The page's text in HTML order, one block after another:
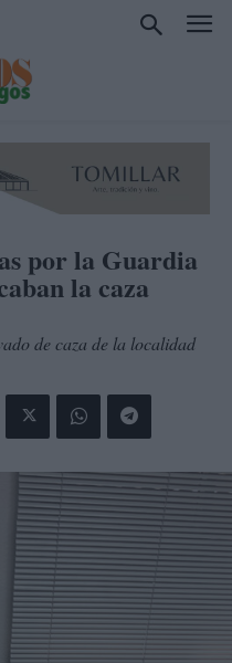
por la Guardia
la caza
de caza de la localidad